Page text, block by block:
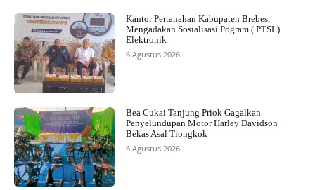
Kantor Pertanahan Kabupaten Brebes,
Mengadakan Sosialisasi Pogram ( PTSL)
Elektronik
6 Agustus 2026
Bea Cukai Tanjung Priok Gagalkan
Penyelundupan Motor Harley Davidson
Bekas Asal Tiongkok
6 Agustus 2026